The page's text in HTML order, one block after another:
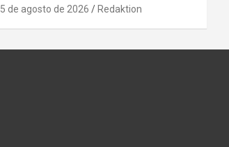
5 de agosto de 2026 Redaktion